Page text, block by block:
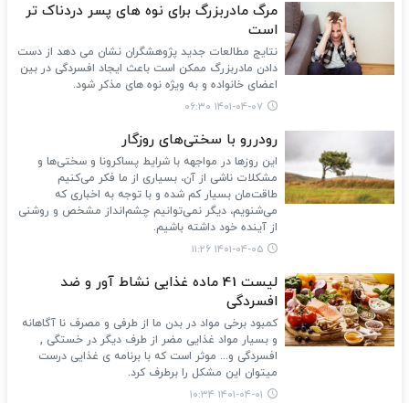
مرگ مادربزرگ برای نوه های پسر دردناک تر
است
نتایج مطالعات جدید پژوهشگران نشان می دهد از دست
دادن مادربزرگ ممکن است باعث ایجاد افسردگی در بین
اعضای خانواده و به ویژه نوه های مذکر شود.
۱۴۰۱-۰۴-۰۷ ۰۶:۳۰
رو‎دررو با سختی‌های روزگار
این روزها در مواجهه با شرایط پساکرونا و سختی‌ها و
مشکلات ناشی از آن، بسیاری از ما فکر می‌کنیم
طاقت‌مان بسیار کم شده و با توجه به اخباری که
می‌شنویم، دیگر نمی‌توانیم چشم‌انداز مشخص و روشنی
از آینده خود داشته باشیم.
۱۴۰۱-۰۴-۰۵ ۱۱:۲۶
لیست 41 ماده غذایی نشاط آور و ضد
افسردگی
کمبود برخی مواد در بدن ما از طرفی و مصرف نا آگاهانه
و بسیار مواد غذایی مضر از طرف دیگر در خستگی ,
افسردگی و... موثر است که با برنامه ی غذایی درست
میتوان این مشکل را برطرف کرد.
۱۴۰۱-۰۴-۰۱ ۱۰:۳۴